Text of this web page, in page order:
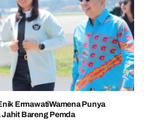
ErmawatiWamena Punya
Bareng Pemda